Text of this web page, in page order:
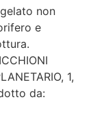
non
e
1,
da: